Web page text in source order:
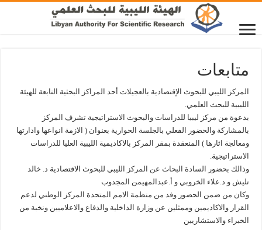
متابعات
المركز الليبي للبحوث الإقتصادية بالعجيلات أحد المراكز البحثية التابعة للهيئة
الليبية للبحث العلمي.
بدعوة من مركز ليبيا للدراسات والبحوث الاستراتيجية تشرف المركز
بالمشاركة والحضور الفعلي بالجلسة الحوارية بعنوان ( الازمة انواعها وادارتها
ومعالجة اثارها ) المنعقدة بمقر المركز بالاكاديمية الليبية العليا للدراسات
الاستراتيجية.
وذالك بحضور السادة البحاث عن المركز الليبي للبحوث الاقتصادية د. خالد
تليش و د.علاء الخروبي و أ.عبدالمهيمن المجدوب
وكان من ضمن الحضور وفد من منظمة الامم المتحدة المركز الوطني لدعم
القرار والاكاديمين وممثلين عن وزارة الداخلية والدفاع والاعلاميين ونخبة من
الخبراء والاستشاريين